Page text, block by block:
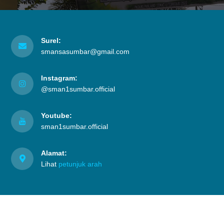
Surel:
smansasumbar@gmail.com
Instagram:
@sman1sumbar.official
Youtube:
sman1sumbar.official
Alamat:
Lihat petunjuk arah